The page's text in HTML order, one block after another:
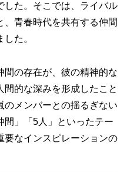
した。そこでは、ライバル
、青春時代を共有する仲間
た。
間の存在が、彼の精神的な
的な深みを形成したこと
のメンバーとの揺るぎない
間」「5人」といったテー
要なインスピレーションの